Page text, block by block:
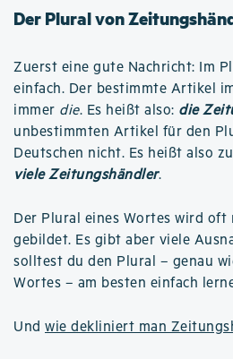
Der Plural von
Zuerst eine gute Nachricht: Im
einfach. Der bestimmte Artikel
immer die. Es heißt also: die
unbestimmten Artikel für den
Deutschen nicht. Es heißt also
viele Zeitungshändler.
Der Plural eines Wortes wird oft
gebildet. Es gibt aber viele
solltest du den Plural – genau
Wortes – am besten einfach
Und wie dekliniert man